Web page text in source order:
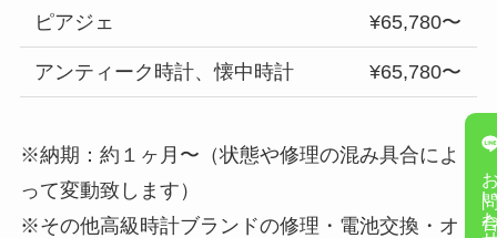
ピアジェ ¥65,780〜
アンティーク時計、懐中時計 ¥65,780〜
※納期：約１ヶ月〜（状態や修理の混み具合によ
って変動致します）
※その他高級時計ブランドの修理・電池交換・オ
お問